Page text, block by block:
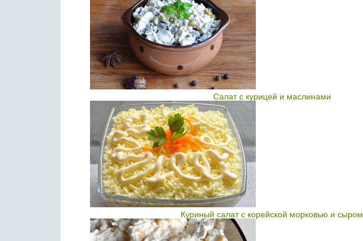
Салат с курицей и маслинами
Куриный салат с корейской морковью и сыром